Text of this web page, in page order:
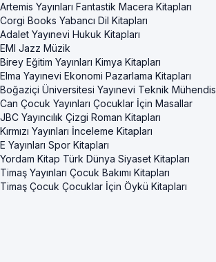
Artemis Yayınları Fantastik Macera Kitapları
Corgi Books Yabancı Dil Kitapları
Adalet Yayınevi Hukuk Kitapları
EMI Jazz Müzik
Birey Eğitim Yayınları Kimya Kitapları
Elma Yayınevi Ekonomi Pazarlama Kitapları
Boğaziçi Üniversitesi Yayınevi Teknik
Can Çocuk Yayınları Çocuklar İçin Masallar
JBC Yayıncılık Çizgi Roman Kitapları
Kırmızı Yayınları İnceleme Kitapları
E Yayınları Spor Kitapları
Yordam Kitap Türk Dünya Siyaset Kitapları
Timaş Yayınları Çocuk Bakımı Kitapları
Timaş Çocuk Çocuklar İçin Öykü Kitapları